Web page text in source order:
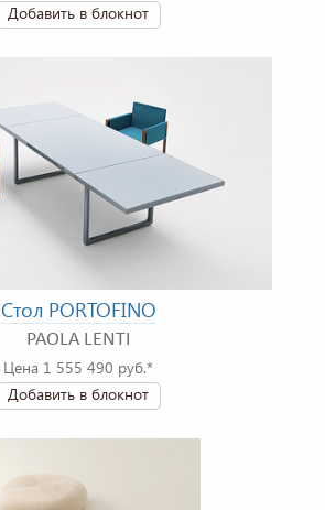
Добавить в блокнот
Стол PORTOFINO
PAOLA LENTI
Цена 1 555 490 руб.*
Добавить в блокнот